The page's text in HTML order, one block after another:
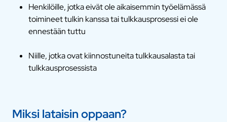
Henkilöille, jotka eivät ole aikaisemmin työelämässä
toimineet tulkin kanssa tai tulkkausprosessi ei ole
ennestään tuttu
Niille, jotka ovat kiinnostuneita tulkkausalasta tai
tulkkausprosessista
Miksi lataisin oppaan?